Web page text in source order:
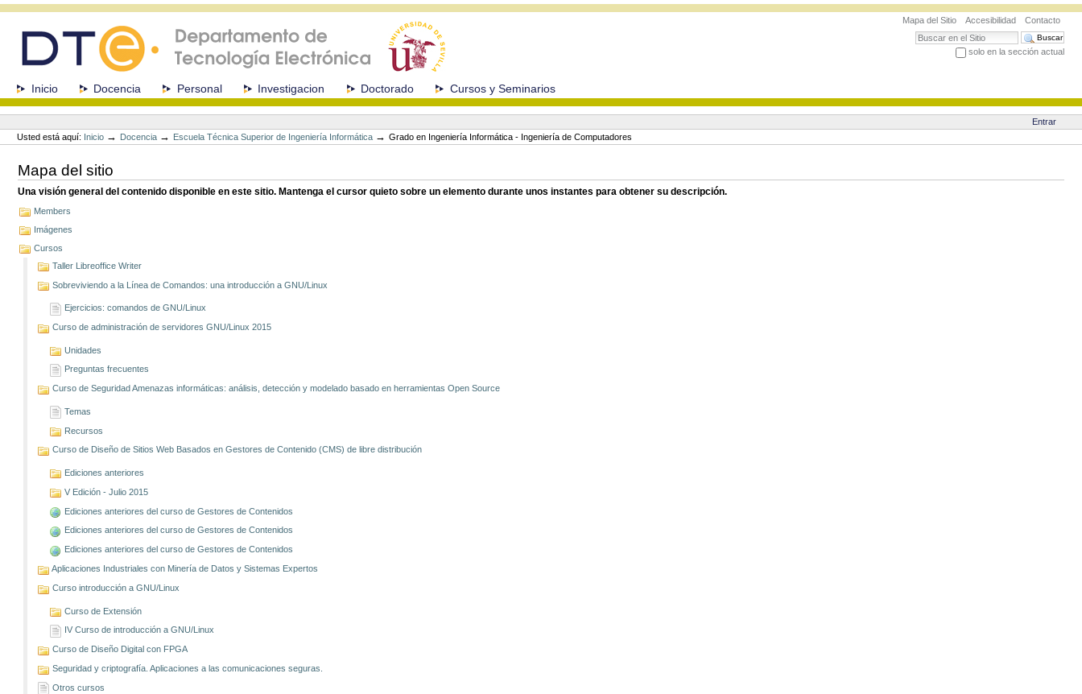
navegación
Mapa del Sitio Accesibilidad
Contacto
Buscar
solo en la sección actual
SeccionesInicio Docencia Personal Investigacion Doctorado Cursos y Seminarios
Herramientas
Personales
Entrar
Usted está aquí: Inicio → Docencia → Escuela Técnica Superior de Ingeniería Informática →Grado en Ingeniería Informática - Ingeniería de Computadores
Mapa del sitio
Una visión general del contenido disponible en este sitio. Mantenga el cursor quieto sobre un elemento durante unos instantes para obtener su descripción.
Members
Imágenes
Cursos
Taller Libreoffice Writer
Sobreviviendo a la Línea de Comandos: una introducción a GNU/Linux
Ejercicios: comandos de GNU/Linux
Curso de administración de servidores GNU/Linux 2015
Unidades
Preguntas frecuentes
Curso de Seguridad Amenazas informáticas: análisis, detección y modelado basado en herramientas Open Source
Temas
Recursos
Curso de Diseño de Sitios Web Basados en Gestores de Contenido (CMS) de libre distribución
Ediciones anteriores
V Edición - Julio 2015
Ediciones anteriores del curso de Gestores de Contenidos
Ediciones anteriores del curso de Gestores de Contenidos
Ediciones anteriores del curso de Gestores de Contenidos
Aplicaciones Industriales con Minería de Datos y Sistemas Expertos
Curso introducción a GNU/Linux
Curso de Extensión
IV Curso de introducción a GNU/Linux
Curso de Diseño Digital con FPGA
Seguridad y criptografía. Aplicaciones a las comunicaciones seguras.
Otros cursos